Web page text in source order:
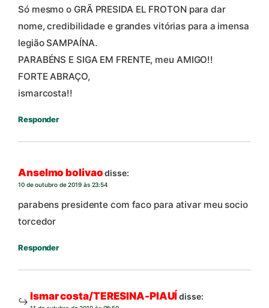
Só mesmo o GRÃ PRESIDA EL FROTON para dar
nome, credibilidade e grandes vitórias para a imensa
legião SAMPAÍNA.
PARABÉNS E SIGA EM FRENTE, meu AMIGO!!
FORTE ABRAÇO,
ismarcosta!!
Responder
Anselmo bolivao disse:
10 de outubro de 2019 às 23:54
parabens presidente com faco para ativar meu socio
torcedor
Responder
Ismar costa/TERESINA-PIAUÍdisse: